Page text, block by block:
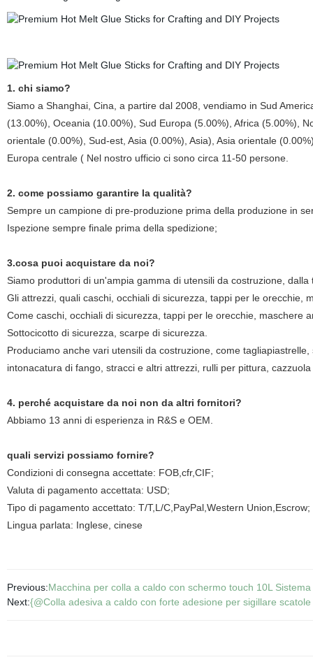
1. chi siamo?
Siamo a Shanghai, Cina, a partire dal 2008, vendiamo in Sud
(13.00%), Oceania (10.00%), Sud Europa (5.00%), Africa (5.00%),
orientale (0.00%), Sud-est, Asia (0.00%), Asia), Asia orientale
Europa centrale ( Nel nostro ufficio ci sono circa 11-50 persone.
2. come possiamo garantire la qualità?
Sempre un campione di pre-produzione prima della produzione in
Ispezione sempre finale prima della spedizione;
3.cosa puoi acquistare da noi?
Siamo produttori di un'ampia gamma di utensili da costruzione, dalla
Gli attrezzi, quali caschi, occhiali di sicurezza, tappi per le orecchie,
Come caschi, occhiali di sicurezza, tappi per le orecchie, maschere
Sottocicotto di sicurezza, scarpe di sicurezza.
Produciamo anche vari utensili da costruzione, come
intonacatura di fango, stracci e altri attrezzi, rulli per pittura,
4. perché acquistare da noi non da altri fornitori?
Abbiamo 13 anni di esperienza in R&S e OEM.
quali servizi possiamo fornire?
Condizioni di consegna accettate: FOB,cfr,CIF;
Valuta di pagamento accettata: USD;
Tipo di pagamento accettato: T/T,L/C,PayPal,Western Union,Escrow;
Lingua parlata: Inglese, cinese
Previous:Macchina per colla a caldo con schermo touch 10L
Next:{@Colla adesiva a caldo con forte adesione per sigillare